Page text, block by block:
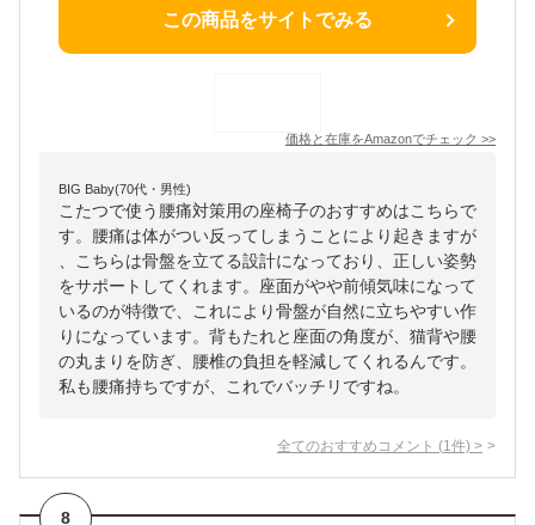
この商品をサイトでみる
価格と在庫をAmazonでチェック >>
BIG Baby(70代・男性)
こたつで使う腰痛対策用の座椅子のおすすめはこちらで
す。腰痛は体がつい反ってしまうことにより起きますが
、こちらは骨盤を立てる設計になっており、正しい姿勢
をサポートしてくれます。座面がやや前傾気味になって
いるのが特徴で、これにより骨盤が自然に立ちやすい作
りになっています。背もたれと座面の角度が、猫背や腰
の丸まりを防ぎ、腰椎の負担を軽減してくれるんです。
私も腰痛持ちですが、これでバッチリですね。
全てのおすすめコメント (1 件) >
8